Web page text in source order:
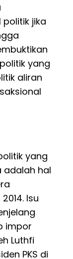
jika
yang
aliran
yang
adalah hal
Isu
impor
Luthfi
PKS di